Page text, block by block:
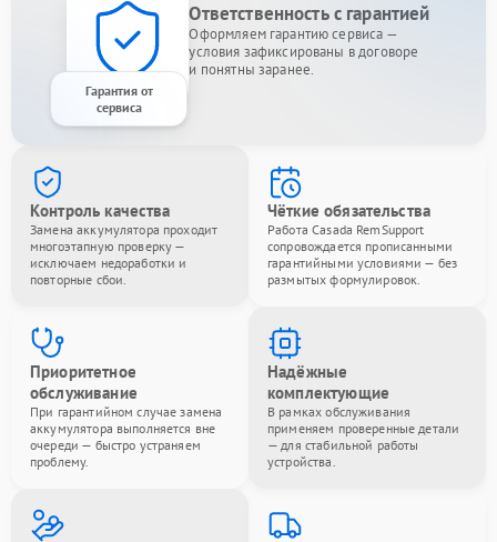
Гарантия от
сервиса
Ответственность с гарантией
Оформляем гарантию сервиса —
условия зафиксированы в договоре
и понятны заранее.
Контроль качества
Замена аккумулятора проходит
многоэтапную проверку —
исключаем недоработки и
повторные сбои.
Чёткие обязательства
Работа Casada RemSupport
сопровождается прописанными
гарантийными условиями — без
размытых формулировок.
Приоритетное
обслуживание
При гарантийном случае замена
аккумулятора выполняется вне
очереди — быстро устраняем
проблему.
Надёжные
комплектующие
В рамках обслуживания
применяем проверенные детали
— для стабильной работы
устройства.